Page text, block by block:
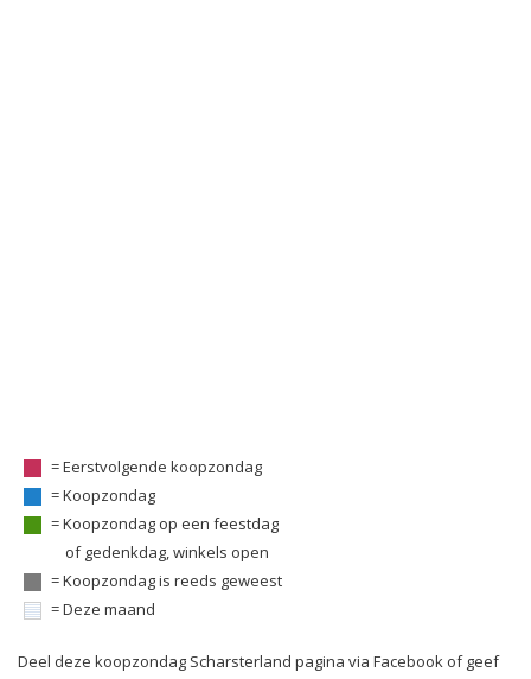
= Eerstvolgende koopzondag
= Koopzondag
= Koopzondag op een feestdag
of gedenkdag, winkels open
= Koopzondag is reeds geweest
= Deze maand
Deel deze koopzondag Scharsterland pagina via Facebook of geef